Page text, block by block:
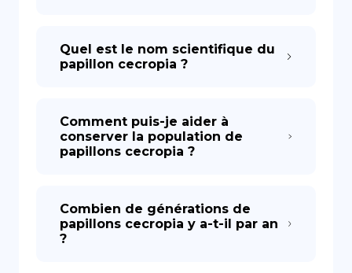
Quel est le nom scientifique du
papillon cecropia ?
Comment puis-je aider à
conserver la population de
papillons cecropia ?
Combien de générations de
papillons cecropia y a-t-il par an
?